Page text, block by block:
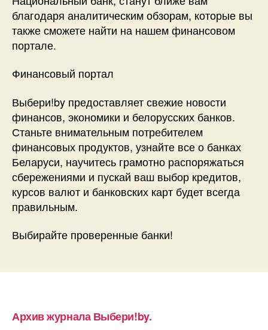
благодаря аналитическим обзорам, которые вы
также сможете найти на нашем финансовом
портале.
Финансовый портал
Выбери!by предоставляет свежие новости
финансов, экономики и белорусских банков.
Станьте внимательным потребителем
финансовых продуктов, узнайте все о банках
Беларуси, научитесь грамотно распоряжаться
сбережениями и пускай ваш выбор кредитов,
курсов валют и банковских карт будет всегда
правильным.
Выбирайте проверенные банки!
Архив журнала Выбери!by.